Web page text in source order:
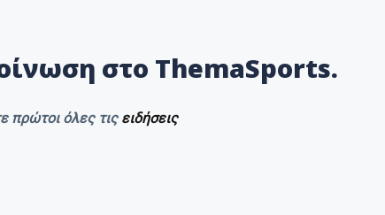
στο ThemaSports.
πρώτοι όλες τις ειδήσεις